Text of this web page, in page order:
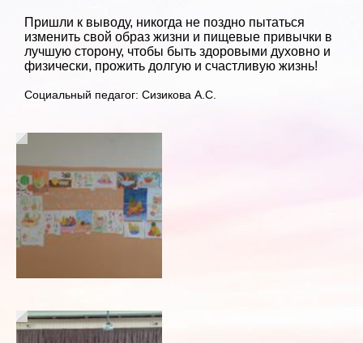
Пришли к выводу, никогда не поздно пытаться
изменить свой образ жизни и пищевые привычки в
лучшую сторону, чтобы быть здоровыми духовно и
физически, прожить долгую и счастливую жизнь!
Социальный педагог: Сизикова А.С.